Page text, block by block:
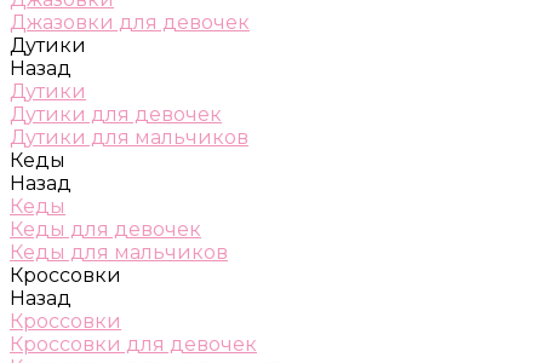
Джазовки для девочек
Дутики
Назад
Дутики
Дутики для девочек
Дутики для мальчиков
Кеды
Назад
Кеды
Кеды для девочек
Кеды для мальчиков
Кроссовки
Назад
Кроссовки
Кроссовки для девочек